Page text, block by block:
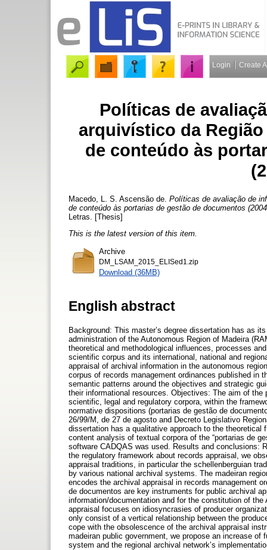
Login Create
Políticas de
arquivístico da
de conteúdo às
Macedo, L. S. Ascensão de. Políticas de avaliação de
de conteúdo às portarias de gestão de documentos
Letras. [Thesis]
This is the latest version of this item.
Archive
DM_LSAM_2015_ELISed1.zip
Download (36MB)
English abstract
Background: This master’s degree dissertation has as
administration of the Autonomous Region of Madeira
theoretical and methodological influences, processes
scientific corpus and its international, national and
appraisal of archival information in the autonomous
corpus of records management ordinances published in
semantic patterns around the objectives and strategic
their informational resources. Objectives: The aim of
scientific, legal and regulatory corpora, within the
normative dispositions (portarias de gestão de
26/99/M, de 27 de agosto and Decreto Legislativo
dissertation has a qualitative approach to the theoretical
content analysis of textual corpora of the “portarias de
software CADQAS was used. Results and conclusions:
the regulatory framework about records appraisal, we
appraisal traditions, in particular the schellenberguian
by various national archival systems. The madeiran
encodes the archival appraisal in records management
de documentos are key instruments for public archival
information/documentation and for the constitution of
appraisal focuses on idiosyncrasies of producer
only consist of a vertical relationship between the
cope with the obsolescence of the archival appraisal
madeiran public government, we propose an increase
system and the regional archival network’s